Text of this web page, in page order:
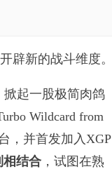
新的战斗维度。
掀起一股极简肉鸽
Wildcard from
，并首发加入XGP
相结合 ，试图在熟